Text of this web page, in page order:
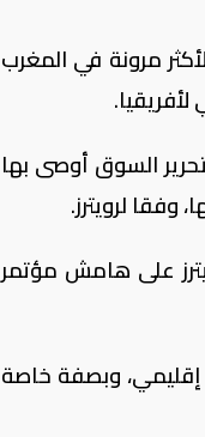
مرونة في المغرب
السوق أوصى بها
وفقا لرويترز.
على هامش مؤتمر
إقليمي، وبصفة خاصة